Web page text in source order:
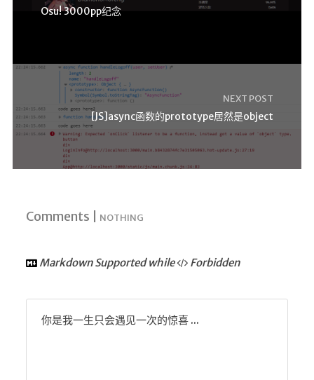
Osu! 3000pp纪念
NEXT POST
[JS]async函数的prototype居然是object
Comments | NOTHING
Markdown Supported while Forbidden
你是我一生只会遇见一次的惊喜 ...